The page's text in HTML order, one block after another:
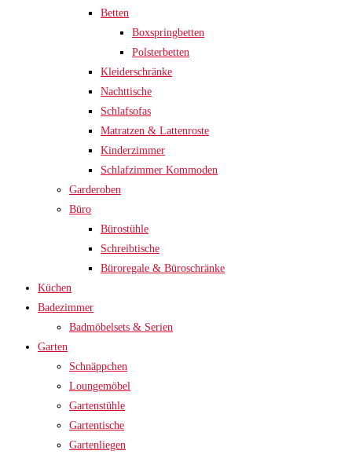
Betten
Boxspringbetten
Polsterbetten
Kleiderschränke
Nachttische
Schlafsofas
Matratzen & Lattenroste
Kinderzimmer
Schlafzimmer Kommoden
Garderoben
Büro
Bürostühle
Schreibtische
Büroregale & Büroschränke
Küchen
Badezimmer
Badmöbelsets & Serien
Garten
Schnäppchen
Loungemöbel
Gartenstühle
Gartentische
Gartenliegen